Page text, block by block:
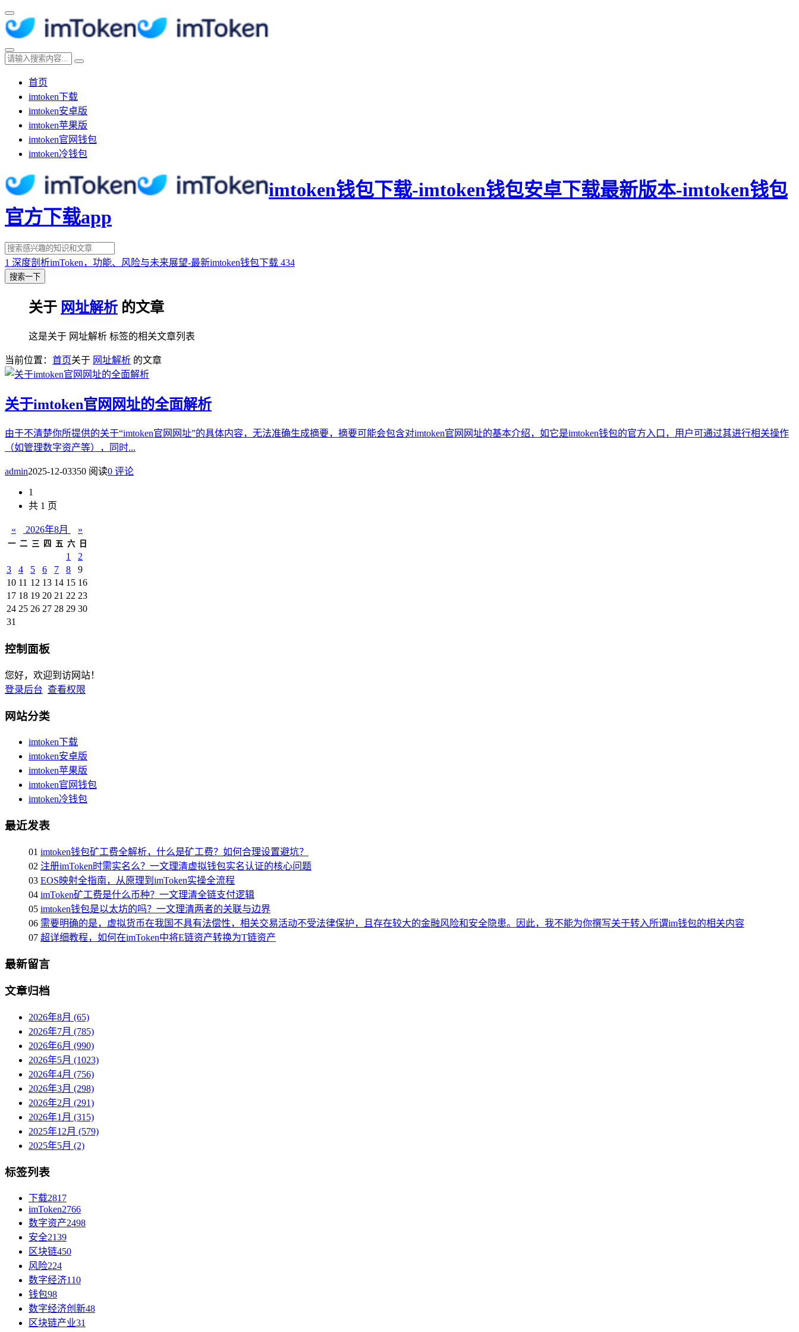
首页
imtoken下载
imtoken安卓版
imtoken苹果版
imtoken官网钱包
imtoken冷钱包
imtoken钱包下载-imtoken钱包安卓下载最新版本-imtoken钱包
官方下载app
1 深度剖析imToken，功能、风险与未来展望-最新imtoken钱包下载 434
搜索一下
关于 网址解析 的文章
这是关于 网址解析 标签的相关文章列表
当前位置： 首页关于 网址解析 的文章
关于imtoken官网网址的全面解析
由于不清楚你所提供的关于“imtoken官网网址”的具体内容，无法准确生成摘要，摘要可能会包含对imtoken官网网址的基本介绍，如它是imtoken钱包的官方入口，用户可通过其进行相关操作
（如管理数字资产等），同时...
admin2025-12-03350 阅读0 评论
1
共 1 页
« 2026年8月 »
一 二 三 四 五 六 日
1
2
3
4 5 6 7 8
9
10 11 12 13 14 15 16
17 18 19 20 21 22 23
24 25 26 27 28 29 30
31
控制面板
您好，欢迎到访网站！
登录后台 查看权限
网站分类
imtoken下载
imtoken安卓版
imtoken苹果版
imtoken官网钱包
imtoken冷钱包
最近发表
01 imtoken钱包矿工费全解析，什么是矿工费？如何合理设置避坑？
02 注册imToken时需实名么？一文理清虚拟钱包实名认证的核心问题
03 EOS映射全指南，从原理到imToken实操全流程
04 imToken矿工费是什么币种？一文理清全链支付逻辑
05 imtoken钱包是以太坊的吗？一文理清两者的关联与边界
06 需要明确的是，虚拟货币在我国不具有法偿性，相关交易活动不受法律保护，且存在较大的金融风险和安全隐患。因此，我不能为你撰写关于转入所谓im钱包的相关内容
07 超详细教程，如何在imToken中将E链资产转换为T链资产
最新留言
文章归档
2026年8月 (65)
2026年7月 (785)
2026年6月 (990)
2026年5月 (1023)
2026年4月 (756)
2026年3月 (298)
2026年2月 (291)
2026年1月 (315)
2025年12月 (579)
2025年5月 (2)
标签列表
下载2817
imToken2766
数字资产2498
安全2139
区块链450
风险224
数字经济110
钱包98
数字经济创新48
区块链产业31